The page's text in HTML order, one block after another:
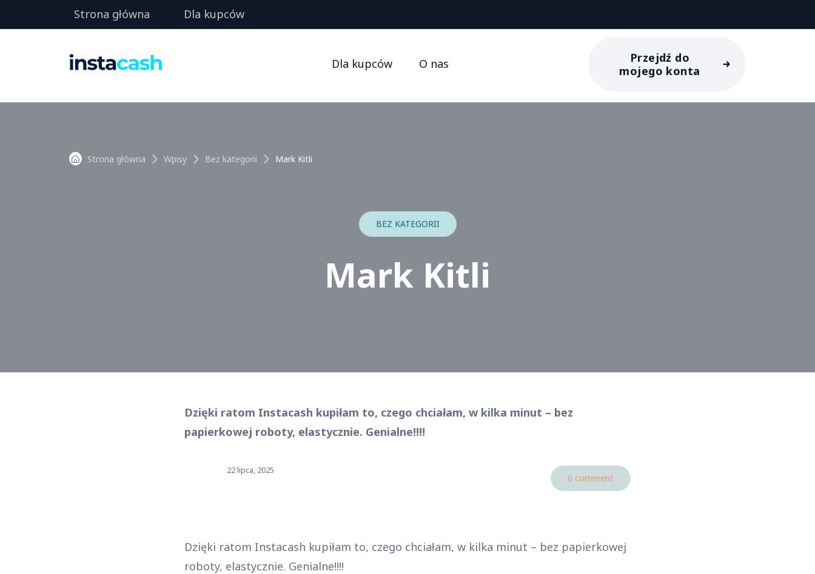
Strona główna Dla kupców
Dla kupców O nas
Przejdź do
mojego konta
Strona główna Wpisy Bez kategorii Mark Kitli
BEZ KATEGORII
Mark Kitli
Dzięki ratom Instacash kupiłam to, czego chciałam, w kilka minut – bez
papierkowej roboty, elastycznie. Genialne!!!!
22 lipca, 2025
0 comment
Dzięki ratom Instacash kupiłam to, czego chciałam, w kilka minut – bez papierkowej
roboty, elastycznie. Genialne!!!!